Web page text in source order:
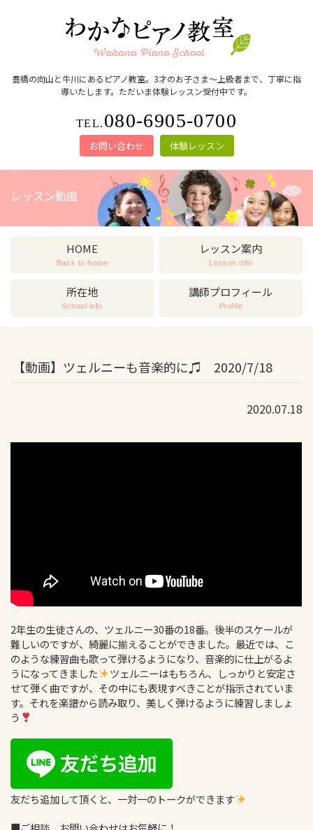
豊橋の向山と牛川にあるピアノ教室。3才のお子さま～上級者まで、丁寧に指
導いたします。ただいま体験レッスン受付中です。
TEL. 080-6905-0700
お問い合わせ 体験レッスン
レッスン動画
HOME
Back to home
レッスン案内
Lesson info
所在地
School info
講師プロフィール
Profile
【動画】ツェルニーも音楽的に♫ 2020/7/18
2020.07.18
2年生の生徒さんの、ツェルニー30番の18番。後半のスケールが
難しいのですが、綺麗に揃えることができました。最近では、こ
のような練習曲も歌って弾けるようになり、音楽的に仕上がるよ
うになってきました
ツェルニーはもちろん、しっかりと安定さ
せて弾く曲ですが、その中にも表現すべきことが指示されていま
す。それを楽譜から読み取り、美しく弾けるように練習しましょ
う
友だち追加して頂くと、一対一のトークができます